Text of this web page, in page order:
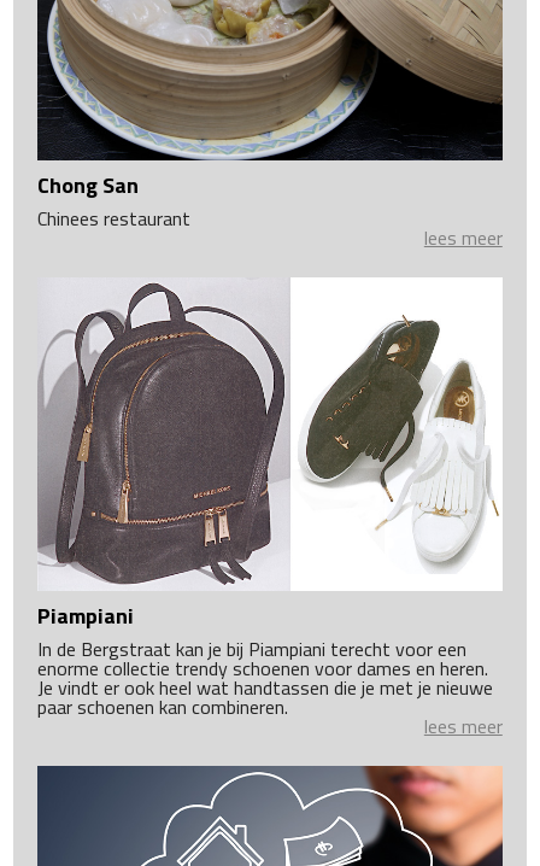
Chong San
Chinees restaurant
lees meer
Piampiani
In de Bergstraat kan je bij Piampiani terecht voor een
enorme collectie trendy schoenen voor dames en heren.
Je vindt er ook heel wat handtassen die je met je nieuwe
paar schoenen kan combineren.
lees meer